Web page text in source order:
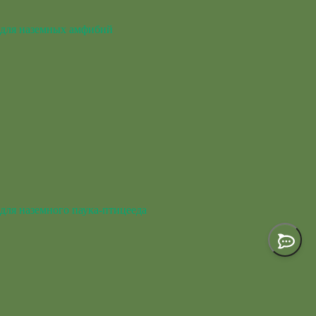
для наземных амфибий
для наземного паука-птицееда